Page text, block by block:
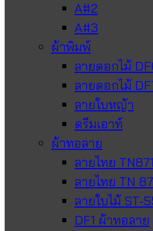
A#2
A#3
ผ้าพิมพ์
ลายดอกไม้
ลายดอกไม้
ลายใบหญ้า
ดรีมเอาท์
ผ้าทอลาย
ลายไทย
ลายไทย TN
ลายใบไม้ ST-
DF1 ผ้าทอลาย